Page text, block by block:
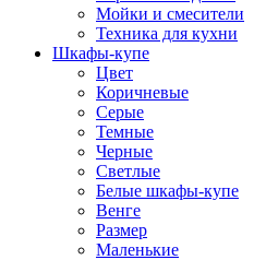
Мойки и смесители
Техника для кухни
Шкафы-купе
Цвет
Коричневые
Серые
Темные
Черные
Светлые
Белые шкафы-купе
Венге
Размер
Маленькие